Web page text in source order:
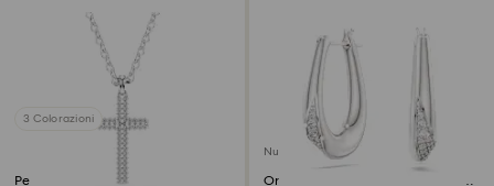
3 Colorazioni
Pendente Insigne
Nuovo
Orecchini a cerchio Swarovski